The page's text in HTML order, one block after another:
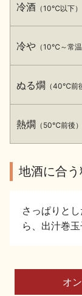
イベント情報TOP
季節の商品
地酒蔵元会WEB展
冷酒 （10℃以下）
冷や （10℃～常
ぬる燗 （40℃前
熱燗 （50℃前後）
地酒に合う
さっぱりと
ら、出汁巻
オ